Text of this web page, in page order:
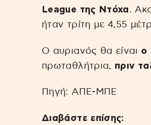
League της Ντόχα.
ήταν τρίτη με 4,55
Ο αυριανός θα είναι ο
πρωταθλήτρια, πριν
Πηγή: ΑΠΕ-ΜΠΕ
Διαβάστε επίσης: